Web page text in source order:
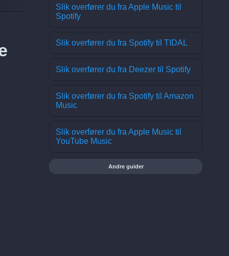
Slik overfører du fra Apple Music til
Spotify
Slik overfører du fra Spotify til TIDAL
Slik overfører du fra Deezer til Spotify
Slik overfører du fra Spotify til Amazon
Music
Slik overfører du fra Apple Music til
YouTube Music
Andre guider